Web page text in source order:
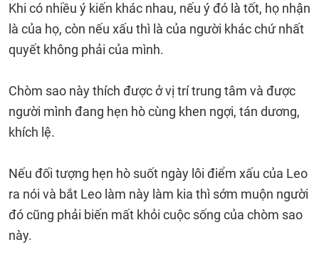
Khi có nhiều ý kiến khác nhau, nếu ý đó là tốt, họ nhận
là của họ, còn nếu xấu thì là của người khác chứ nhất
quyết không phải của mình.
Chòm sao này thích được ở vị trí trung tâm và được
người mình đang hẹn hò cùng khen ngợi, tán dương,
khích lệ.
Nếu đối tượng hẹn hò suốt ngày lôi điểm xấu của Leo
ra nói và bắt Leo làm này làm kia thì sớm muộn người
đó cũng phải biến mất khỏi cuộc sống của chòm sao
này.